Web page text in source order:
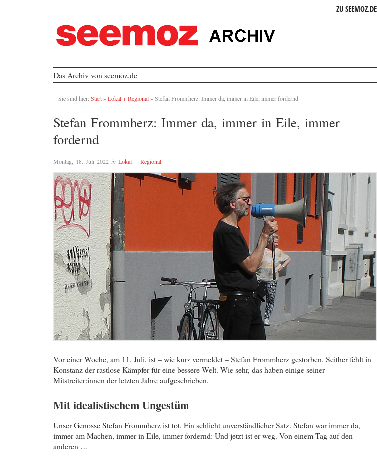
ZU SEEMOZ.DE
Das Archiv von seemoz.de
Sie sind hier: Start »Lokal + Regional »Stefan Frommherz: Immer da, immer in Eile, immer fordernd
Stefan Frommherz: Immer da, immer in Eile, immer
fordernd
Montag, 18. Juli 2022 in Lokal + Regional
Vor einer Woche, am 11. Juli, ist – wie kurz vermeldet – Stefan Frommherz gestorben. Seither fehlt in
Konstanz der rastlose Kämpfer für eine bessere Welt. Wie sehr, das haben einige seiner
Mitstreiter:innen der letzten Jahre aufgeschrieben.
Mit idealistischem Ungestüm
Unser Genosse Stefan Frommherz ist tot. Ein schlicht unverständlicher Satz. Stefan war immer da,
immer am Machen, immer in Eile, immer fordernd: Und jetzt ist er weg. Von einem Tag auf den
anderen …